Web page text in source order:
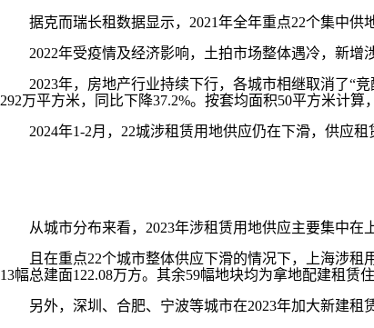
据克而瑞长租数据显示，2021年全年重点22个集中供
2022年受疫情及经济影响，土拍市场整体遇冷，新增涉
2023年，房地产行业持续下行，各城市相继取消了“竞
292万平方米，同比下降37.2%。按套均面积50平方米计算
2024年1-2月，22城涉租赁用地供应仍在下滑，供应租
从城市分布来看，2023年涉租赁用地供应主要集中在上
且在重点22个城市整体供应下滑的情况下，上海涉租用
13幅总建面122.08万方。其余59幅地块均为拿地配建租赁住
另外，深圳、合肥、宁波等城市在2023年加大新建租赁